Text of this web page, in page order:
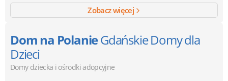
Zobacz więcej
Dom na PolanieGdańskie Domy dla
Dzieci
Domy dziecka i ośrodki adopcyjne